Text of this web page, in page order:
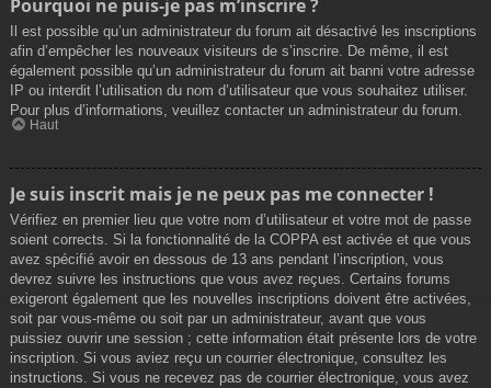
Pourquoi ne puis-je pas m’inscrire ?
Il est possible qu’un administrateur du forum ait désactivé les inscriptions
afin d’empêcher les nouveaux visiteurs de s’inscrire. De même, il est
également possible qu’un administrateur du forum ait banni votre adresse
IP ou interdit l’utilisation du nom d’utilisateur que vous souhaitez utiliser.
Pour plus d’informations, veuillez contacter un administrateur du forum.
Haut
Je suis inscrit mais je ne peux pas me connecter !
Vérifiez en premier lieu que votre nom d’utilisateur et votre mot de passe
soient corrects. Si la fonctionnalité de la COPPA est activée et que vous
avez spécifié avoir en dessous de 13 ans pendant l’inscription, vous
devrez suivre les instructions que vous avez reçues. Certains forums
exigeront également que les nouvelles inscriptions doivent être activées,
soit par vous-même ou soit par un administrateur, avant que vous
puissiez ouvrir une session ; cette information était présente lors de votre
inscription. Si vous aviez reçu un courrier électronique, consultez les
instructions. Si vous ne recevez pas de courrier électronique, vous avez